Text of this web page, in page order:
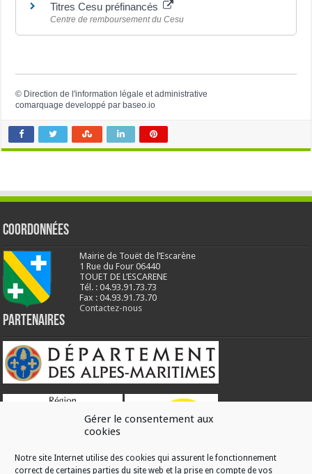
Gérer le consentement aux
cookies
Notre site Internet utilise des cookies qui assurent le fonctionnement
correct de certaines parties du site web et la prise en compte de vos
Titres Cesu préfinancés
Centre de remboursement du Cesu
© Direction de l'information légale et administrative
comarquage developpé par baseo.io
Coordonnées
Mairie de Touët de l’Escarène
1 Rue du Four 06440
TOUET DE L’ESCARENE
Tél. : 04.93.91.73.73
Fax : 04.93.91.73.70
Contactez-nous
Partenaires